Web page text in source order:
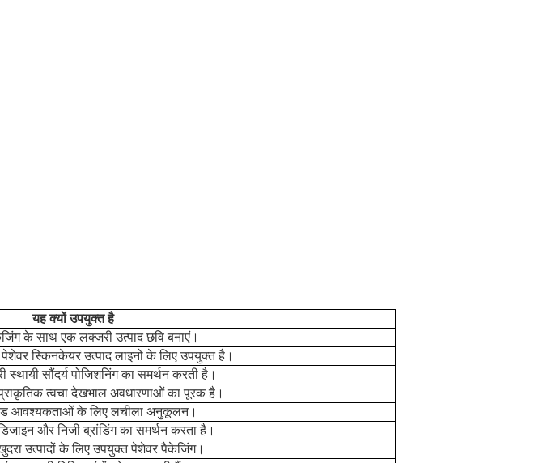
यह क्यों उपयुक्त है
के साथ एक लक्जरी उत्पाद छवि बनाएं।
स्किनकेयर उत्पाद लाइनों के लिए उपयुक्त है।
स्थायी सौंदर्य पोजिशनिंग का समर्थन करती है।
त्वचा देखभाल अवधारणाओं का पूरक है।
आवश्यकताओं के लिए लचीला अनुकूलन।
और निजी ब्रांडिंग का समर्थन करता है।
उत्पादों के लिए उपयुक्त पेशेवर पैकेजिंग।